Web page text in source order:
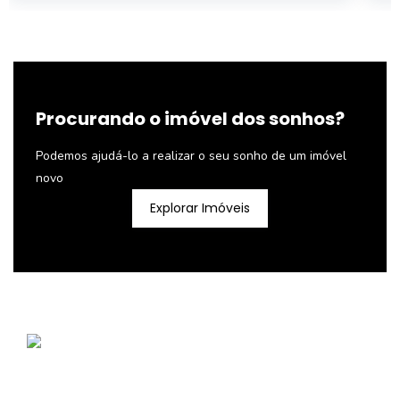
Procurando o imóvel dos sonhos?
Podemos ajudá-lo a realizar o seu sonho de um imóvel
novo
Explorar Imóveis